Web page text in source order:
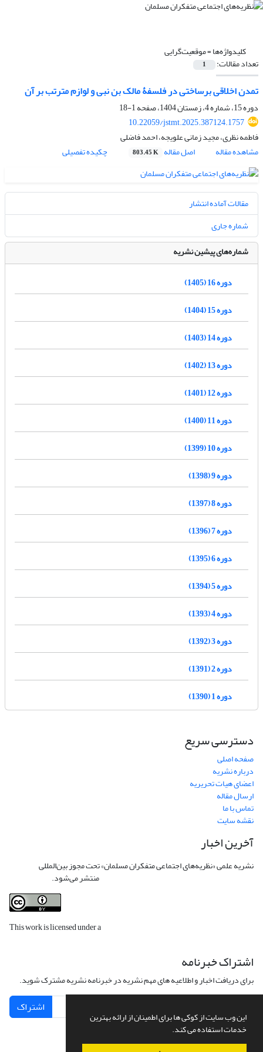
این وب سایت از کوکی ها برای اطمینان از ارائه بهترین
خدمات استفاده می کند.
کلیدواژه‌ها =موقعیت‌گرایی
تعداد مقالات: 1
تمدن اخلاقی برساختی در فلسفۀ مالک بن نبی و لوازم مترتب بر آن
دوره 15، شماره 4، زمستان 1404، صفحه
1-18
10.22059/jstmt.2025.387124.1757
فاطمه نظری، مجید زمانی علویجه، احمد فاضلی
مشاهده مقاله
اصل مقاله 803.45 K چکیده تفصیلی
مقالات آماده انتشار
شماره جاری
شماره‌های پیشین نشریه
دوره 16 (1405)
دوره 15 (1404)
دوره 14 (1403)
دوره 13 (1402)
دوره 12 (1401)
دوره 11 (1400)
دوره 10 (1399)
دوره 9 (1398)
دوره 8 (1397)
دوره 7 (1396)
دوره 6 (1395)
دوره 5 (1394)
دوره 4 (1393)
دوره 3 (1392)
دوره 2 (1391)
دوره 1 (1390)
دسترسی سریع
صفحه اصلی
درباره نشریه
اعضای هیات تحریریه
ارسال مقاله
تماس با ما
نقشه سایت
آخرین اخبار
نشریه علمی «نظریه‌های اجتماعی متفکران مسلمان» تحت مجوز بین‌المللی
منتشر می‌شود.
This work is licensed under a
اشتراک خبرنامه
برای دریافت اخبار و اطلاعیه های مهم نشریه در خبرنامه نشریه مشترک شوید.
اشتراک